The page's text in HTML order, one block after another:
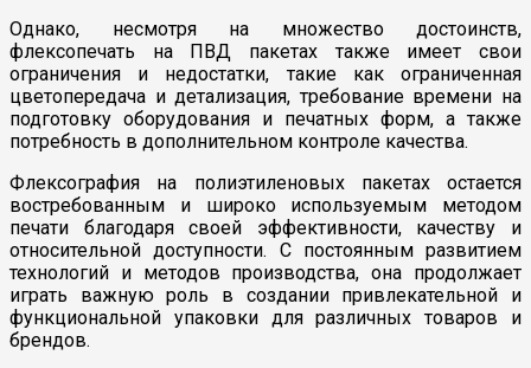
Однако, несмотря на множество достоинств,
флексопечать на ПВД пакетах также имеет свои
ограничения и недостатки, такие как ограниченная
цветопередача и детализация, требование времени на
подготовку оборудования и печатных форм, а также
потребность в дополнительном контроле качества.
Флексография на полиэтиленовых пакетах остается
востребованным и широко используемым методом
печати благодаря своей эффективности, качеству и
относительной доступности. С постоянным развитием
технологий и методов производства, она продолжает
играть важную роль в создании привлекательной и
функциональной упаковки для различных товаров и
брендов.